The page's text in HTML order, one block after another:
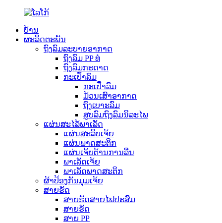
ບ້ານ
ຜະລິດຕະພັນ
ຖົງລົມລະບາຍອາກາດ
ຖົງລົມ PP ທໍ
ຖົງລົມກະດາດ
ກະເປົ໋າລົມ
ກະເປົ໋າລົມ
ມ້ວນເສົາອາກາດ
ຖົງເບາະລົມ
ສູບລົມຖົງລົມນິລະໄພ
ແຜ່ນສະໄລ້ພາເລັດ
ແຜ່ນສະລິບເຈ້ຍ
ແຜ່ນພາດສະຕິກ
ແຜ່ນເຈ້ຍຕ້ານການລື່ນ
ພາເລັດເຈ້ຍ
ພາເລັດພາດສະຕິກ
ຜ້າປ້ອງກັນມຸມເຈ້ຍ
ສາຍຮັດ
ສາຍຮັດສາຍໄຟປະສົມ
ສາຍຮັດ
ສາຍ PP